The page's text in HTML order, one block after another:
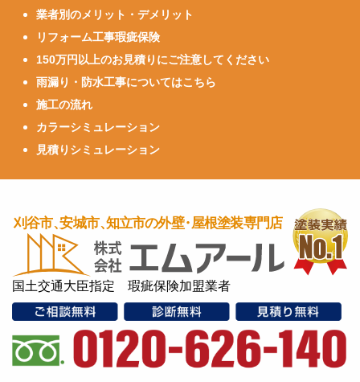
業者別のメリット・デメリット
リフォーム工事瑕疵保険
150万円以上のお見積りにご注意してください
雨漏り・防水工事についてはこちら
施工の流れ
カラーシミュレーション
見積りシミュレーション
国土交通大臣指定 瑕疵保険加盟業者